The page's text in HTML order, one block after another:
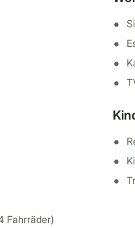
Fahrräder)